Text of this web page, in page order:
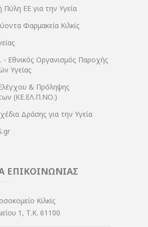
Πύλη ΕΕ για την Υγεία
Φαρμακεία Κιλκίς
- Εθνικός Οργανισμός Παροχής
Υγείας
& Πρόληψης
(ΚΕ.ΕΛ.Π.ΝΟ.)
Δράσης για την Υγεία
ΕΠΙΚΟΙΝΩΝΙΑΣ
Κιλκίς
1, Τ.Κ. 61100